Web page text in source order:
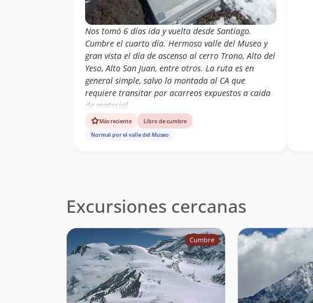
Nos tomó 6 días ida y vuelta desde Santiago.
Cumbre el cuarto día. Hermoso valle del Museo y
gran vista el día de ascenso al cerro Trono, Alto del
Yeso, Alto San Juan, entre otros. La ruta es en
general simple, salvo la montada al CA que
requiere transitar por acarreos expuestos a caida
de material.
Más reciente
Libro de cumbre
Normal por el valle del Museo
Excursiones cercanas
Cumbre